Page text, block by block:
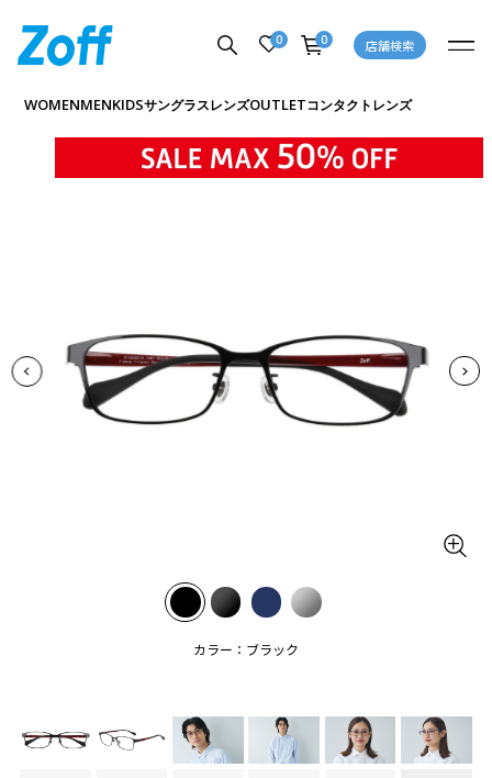
0 0 店舗検索
WOMENMENKIDSサングラスレンズOUTLETコンタクトレンズ
カラー：ブラック
商品詳細ページへ